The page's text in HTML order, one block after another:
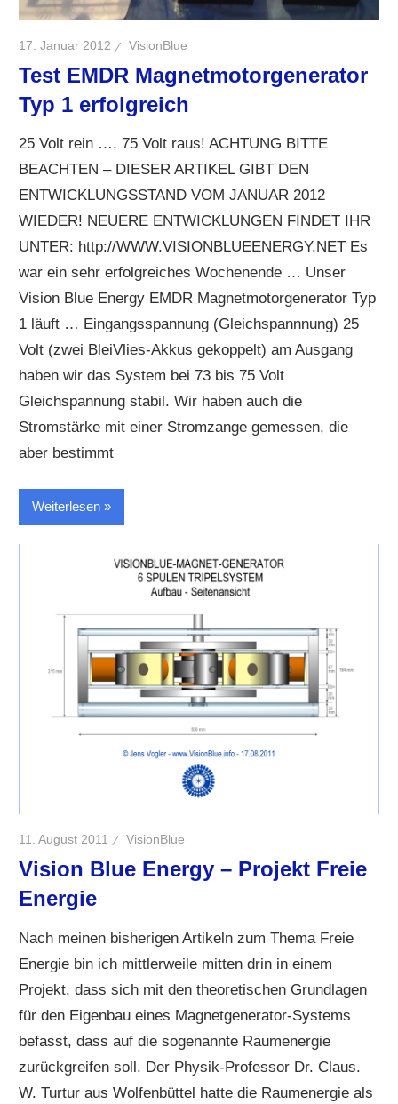
17. Januar 2012 VisionBlue
Test EMDR Magnetmotorgenerator
Typ 1 erfolgreich
25 Volt rein …. 75 Volt raus! ACHTUNG BITTE
BEACHTEN – DIESER ARTIKEL GIBT DEN
ENTWICKLUNGSSTAND VOM JANUAR 2012
WIEDER! NEUERE ENTWICKLUNGEN FINDET IHR
UNTER: http://WWW.VISIONBLUEENERGY.NET Es
war ein sehr erfolgreiches Wochenende … Unser
Vision Blue Energy EMDR Magnetmotorgenerator Typ
1 läuft … Eingangsspannung (Gleichspannnung) 25
Volt (zwei BleiVlies-Akkus gekoppelt) am Ausgang
haben wir das System bei 73 bis 75 Volt
Gleichspannung stabil. Wir haben auch die
Stromstärke mit einer Stromzange gemessen, die
aber bestimmt
Weiterlesen
11. August 2011 VisionBlue
Vision Blue Energy – Projekt Freie
Energie
Nach meinen bisherigen Artikeln zum Thema Freie
Energie bin ich mittlerweile mitten drin in einem
Projekt, dass sich mit den theoretischen Grundlagen
für den Eigenbau eines Magnetgenerator-Systems
befasst, dass auf die sogenannte Raumenergie
zurückgreifen soll. Der Physik-Professor Dr. Claus.
W. Turtur aus Wolfenbüttel hatte die Raumenergie als